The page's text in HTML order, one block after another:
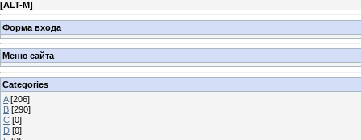
[ALT-M]
Форма входа
Меню сайта
Categories
A [206]
B [290]
C [0]
D [0]